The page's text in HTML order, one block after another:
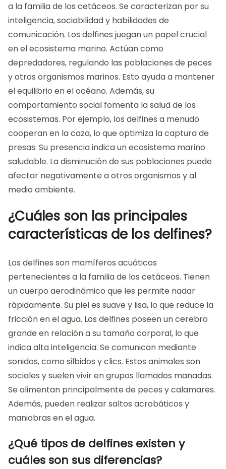
a la familia de los cetáceos. Se caracterizan por su
inteligencia, sociabilidad y habilidades de
comunicación. Los delfines juegan un papel crucial
en el ecosistema marino. Actúan como
depredadores, regulando las poblaciones de peces
y otros organismos marinos. Esto ayuda a mantener
el equilibrio en el océano. Además, su
comportamiento social fomenta la salud de los
ecosistemas. Por ejemplo, los delfines a menudo
cooperan en la caza, lo que optimiza la captura de
presas. Su presencia indica un ecosistema marino
saludable. La disminución de sus poblaciones puede
afectar negativamente a otros organismos y al
medio ambiente.
¿Cuáles son las principales
características de los delfines?
Los delfines son mamíferos acuáticos
pertenecientes a la familia de los cetáceos. Tienen
un cuerpo aerodinámico que les permite nadar
rápidamente. Su piel es suave y lisa, lo que reduce la
fricción en el agua. Los delfines poseen un cerebro
grande en relación a su tamaño corporal, lo que
indica alta inteligencia. Se comunican mediante
sonidos, como silbidos y clics. Estos animales son
sociales y suelen vivir en grupos llamados manadas.
Se alimentan principalmente de peces y calamares.
Además, pueden realizar saltos acrobáticos y
maniobras en el agua.
¿Qué tipos de delfines existen y
cuáles son sus diferencias?